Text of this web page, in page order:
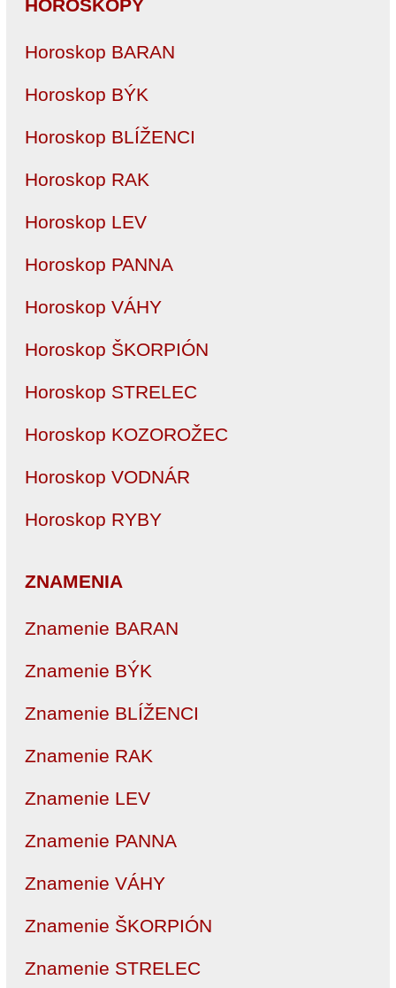
HOROSKOPY
Horoskop BARAN
Horoskop BÝK
Horoskop BLÍŽENCI
Horoskop RAK
Horoskop LEV
Horoskop PANNA
Horoskop VÁHY
Horoskop ŠKORPIÓN
Horoskop STRELEC
Horoskop KOZOROŽEC
Horoskop VODNÁR
Horoskop RYBY
ZNAMENIA
Znamenie BARAN
Znamenie BÝK
Znamenie BLÍŽENCI
Znamenie RAK
Znamenie LEV
Znamenie PANNA
Znamenie VÁHY
Znamenie ŠKORPIÓN
Znamenie STRELEC